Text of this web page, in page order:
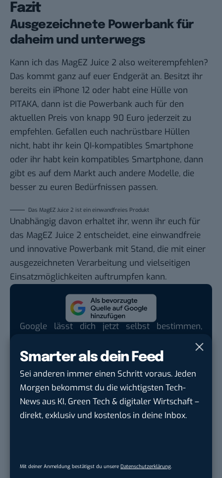
Smarter als dein Feed
Sei anderen immer einen Schritt voraus. Jeden
Morgen bekommst du die wichtigsten Tech-
News aus KI, Green Tech & digitaler Wirtschaft –
direkt, exklusiv und kostenlos in deine Inbox.
Mit deiner Anmeldung bestätigst du unsere Datenschutzerklärung.
Fazit
Ausgezeichnete Powerbank für
daheim und unterwegs
Kann ich das MagEZ Juice 2 also weiterempfehlen?
Das kommt ganz auf euer Endgerät an. Besitzt ihr
bereits ein iPhone 12 oder habt eine Hülle von
PITAKA, dann ist die Powerbank auch für den
aktuellen Preis von knapp 90 Euro jederzeit zu
empfehlen. Gefallen euch nachrüstbare Hüllen
nicht, habt ihr kein QI-kompatibles Smartphone
oder ihr habt kein kompatibles Smartphone, dann
gibt es auf dem Markt auch andere Modelle, die
besser zu euren Bedürfnissen passen.
Das MagEZ Juice 2 ist ein einwandfreies Produkt
Unabhängig davon erhaltet ihr, wenn ihr euch für
das MagEZ Juice 2 entscheidet, eine einwandfreie
und innovative Powerbank mit Stand, die mit einer
ausgezeichneten Verarbeitung und vielseitigen
Einsatzmöglichkeiten auftrumpfen kann.
Google lässt dich jetzt selbst bestimmen,
welche Quellen du in der Suche häufiger
siehst. Mit zwei schnellen Klicks kannst du
BASIC thinking kostenlos als bevorzugte
Quelle hinzufügen und damit unabhängigen
Tech-Journalismus unterstützen. Vielen Dank!
Hier basicthinking.de hinzufügen
Euro erhältlich und kann in den Farbgebungen